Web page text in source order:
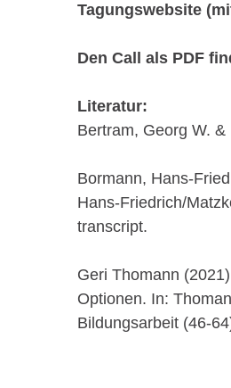
Tagungswebsite
Den Call als PDF
Literatur:
Bertram, Georg W.
Bormann, Hans-
Hans-Friedrich/
transcript.
Geri Thomann
Optionen. In:
Bildungsarbeit (46-